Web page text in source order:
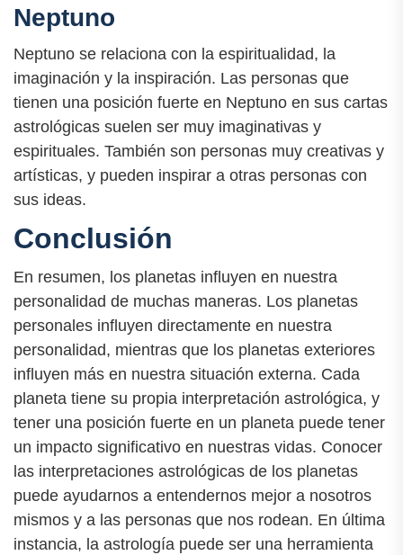
Neptuno
Neptuno se relaciona con la espiritualidad, la
imaginación y la inspiración. Las personas que
tienen una posición fuerte en Neptuno en sus cartas
astrológicas suelen ser muy imaginativas y
espirituales. También son personas muy creativas y
artísticas, y pueden inspirar a otras personas con
sus ideas.
Conclusión
En resumen, los planetas influyen en nuestra
personalidad de muchas maneras. Los planetas
personales influyen directamente en nuestra
personalidad, mientras que los planetas exteriores
influyen más en nuestra situación externa. Cada
planeta tiene su propia interpretación astrológica, y
tener una posición fuerte en un planeta puede tener
un impacto significativo en nuestras vidas. Conocer
las interpretaciones astrológicas de los planetas
puede ayudarnos a entendernos mejor a nosotros
mismos y a las personas que nos rodean. En última
instancia, la astrología puede ser una herramienta